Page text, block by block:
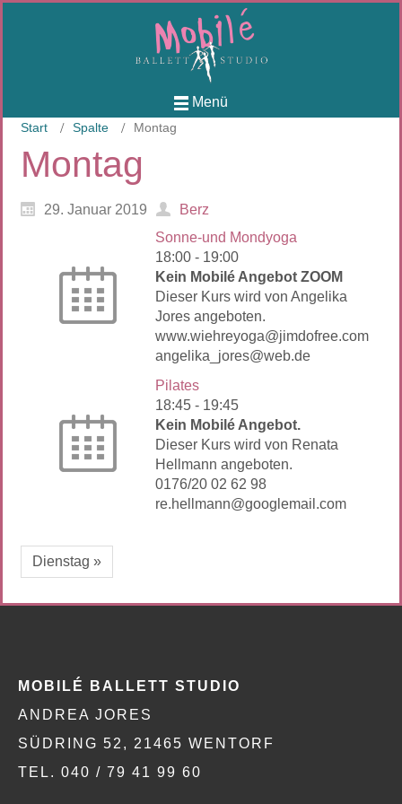
Menü
Start Spalte Montag
Montag
29. Januar 2019
Berz
Sonne-und Mondyoga
18:00 - 19:00
Kein Mobilé Angebot ZOOM
Dieser Kurs wird von Angelika
Jores angeboten.
www.wiehreyoga@jimdofree.com
angelika_jores@web.de
Pilates
18:45 - 19:45
Kein Mobilé Angebot.
Dieser Kurs wird von Renata
Hellmann angeboten.
0176/20 02 62 98
re.hellmann@googlemail.com
Dienstag »
MOBILÉ BALLETT STUDIO
ANDREA JORES
SÜDRING 52, 21465 WENTORF
TEL. 040 / 79 41 99 60